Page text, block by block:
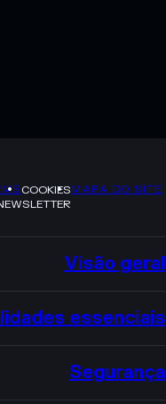
COOKIESMAPA DO SITE
Visão geral
essenciais
Segurança